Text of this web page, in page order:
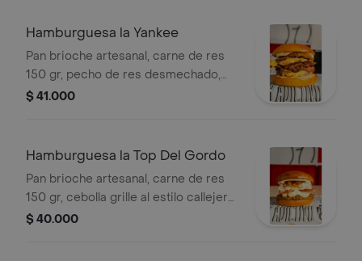
Hamburguesa la Yankee
Pan brioche artesanal, carne de res
150 gr, pecho de res desmechado,
queso americano, tocineta premium,
ajo en la tapa ¡pa cerrar con estilo!
$ 41.000
Hamburguesa la Top Del Gordo
Pan brioche artesanal, carne de res
150 gr, cebolla grille al estilo callejero,
queso doble crema, tocineta
$ 40.000